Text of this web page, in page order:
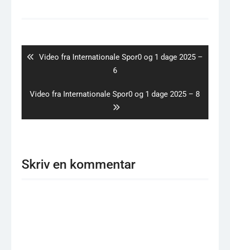
Previous
Video fra Internationale Spor0 og 1 dage 2025 –
6
Next
Video fra Internationale Spor0 og 1 dage 2025 – 8
Skriv en kommentar